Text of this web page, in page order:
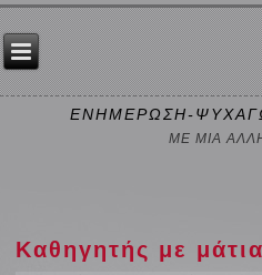
ΕΝΗΜΕΡΩΣΗ-
ΜΕ ΜΙΑ
Καθηγητής με